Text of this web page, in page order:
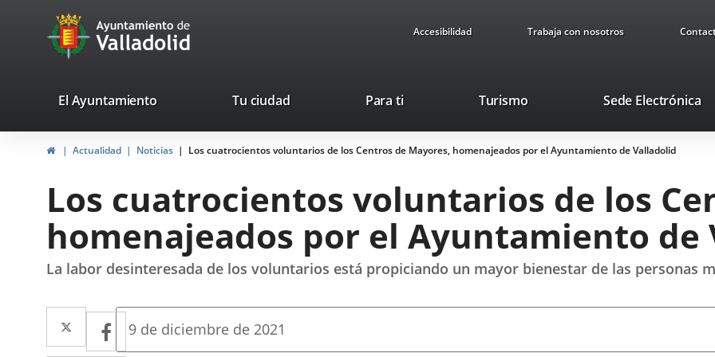
Portal
Web
Ayuntamiento
de
Accesibilidad Trabaja con nosotros
valladolid.es
El Ayuntamiento Tu ciudad Para ti TurismoEste
se
abrirá
ventana
nueva.
Sede Electrónica
InicioActualidad Noticias Los cuatrocientos voluntarios de los Centros de Mayores, homenajeados por el Ayuntamiento de Valladolid
Los cuatrocientos voluntarios de los
homenajeados por el Ayuntamiento de
La labor desinteresada de los voluntarios está propiciando un mayor bienestar de las personas
Twitter
Enlace
a
Facebook
Enlace
Fecha
9 de diciembre de 2021